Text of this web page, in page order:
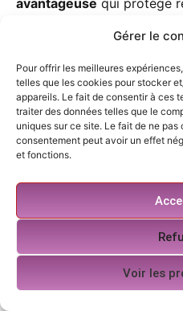
Gérer le
Pour offrir les meilleures
telles que les cookies pour stocker
appareils. Le fait de consentir à ces
traiter des données telles que le
uniques sur ce site. Le fait de ne pas
consentement peut avoir un effet
et fonctions.
Voir les
choix d’un contrat
étudiant repose sur une
garanties, des coûts et
sinistres, ainsi que sur
propres à chaque
En s’appuyant sur ces
d’obtenir une protection
dans le temps. Pour
utile de consulter les
proposés sur les pages
habitation étudiant et à
notamment les fiches
expliquent comment